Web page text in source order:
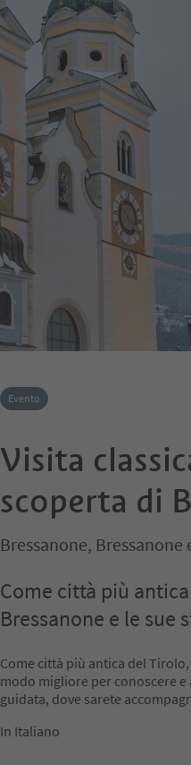
Evento
Visita
scoperta di
Bressanone,
Come città più
Bressanone e le sue
Come città più antica del
modo migliore per conoscere
guidata, dove sarete
In Italiano